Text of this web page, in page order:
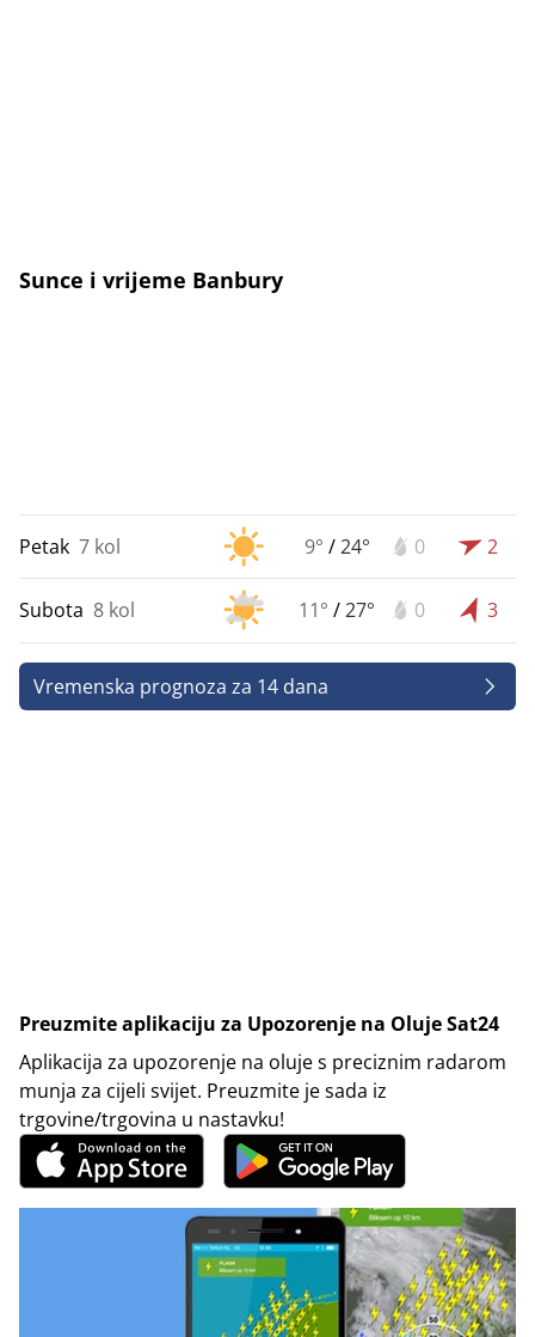
Sunce i vrijeme Banbury
Petak 7 kol 9° /24° 0 2
Subota 8 kol 11° /27° 0 3
Vremenska prognoza za 14 dana
Preuzmite aplikaciju za Upozorenje na Oluje Sat24
Aplikacija za upozorenje na oluje s preciznim radarom
munja za cijeli svijet. Preuzmite je sada iz
trgovine/trgovina u nastavku!